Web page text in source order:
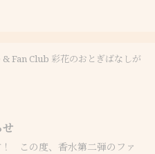
Fan Club 彩花のおとぎばなしが
この度、香水第二弾のファ